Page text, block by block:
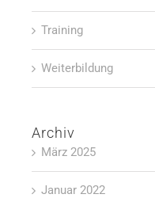
Training
Weiterbildung
Archiv
März 2025
Januar 2022